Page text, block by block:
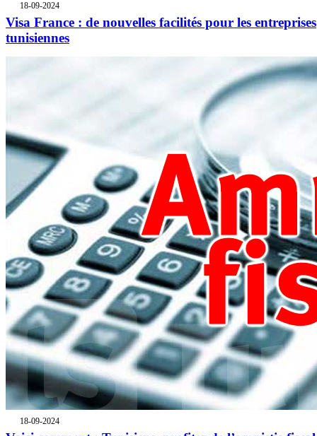
18-09-2024
Visa France : de nouvelles facilités pour les entreprises
tunisiennes
18-09-2024